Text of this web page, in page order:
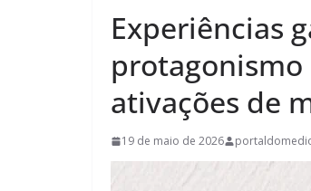
Experiências
ativações de
19 de maio de 2026